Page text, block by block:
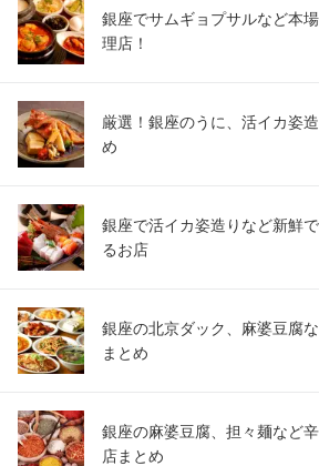
銀座でサムギョプサルなど本
理店！
厳選！銀座のうに、活イカ姿
め
銀座で活イカ姿造りなど新鮮
るお店
銀座の北京ダック、麻婆豆腐
まとめ
銀座の麻婆豆腐、担々麺など
店まとめ